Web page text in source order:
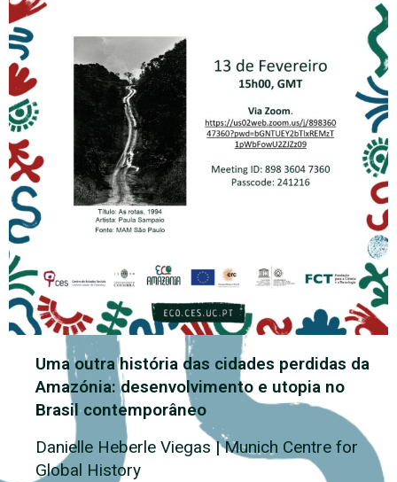
Uma outra história das cidades perdidas da
Amazónia: desenvolvimento e utopia no
Brasil contemporâneo
Danielle Heberle Viegas |Munich Centre for
Global History